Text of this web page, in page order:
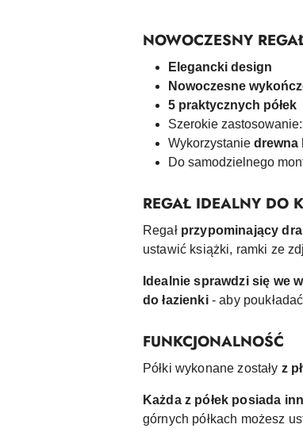
NOWOCZESNY
Elegancki design
Nowoczesne
5 praktycznych półek
Szerokie
Wykorzystanie drewna
Do samodzielnego
REGAŁ IDEALNY DO
Regał przypominający
ustawić książki, ramki ze
Idealnie sprawdzi się we
do łazienki- aby
FUNKCJONALNOŚĆ
Półki wykonane zostały z
Każda z półek posiada
górnych półkach możesz